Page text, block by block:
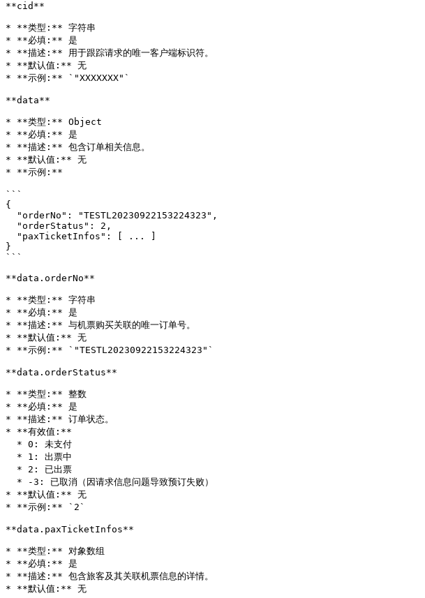
**cid**
* **类型:** 字符串
* **必填:** 是
* **描述:** 用于跟踪请求的唯一客户端标识符。
* **默认值:** 无
* **示例:** `"XXXXXXX"`
**data**
* **类型:** Object
* **必填:** 是
* **描述:** 包含订单相关信息。
* **默认值:** 无
* **示例:**
```
{
}
```
**data.orderNo**
* **类型:** 字符串
* **必填:** 是
* **描述:** 与机票购买关联的唯一订单号。
* **默认值:** 无
* **示例:** `"TESTL20230922153224323"`
**data.orderStatus**
* **类型:** 整数
* **必填:** 是
* **描述:** 订单状态。
* **有效值:**
* **默认值:** 无
* **示例:** `2`
**data.paxTicketInfos**
* **类型:** 对象数组
* **必填:** 是
* **描述:** 包含旅客及其关联机票信息的详情。
* **默认值:** 无